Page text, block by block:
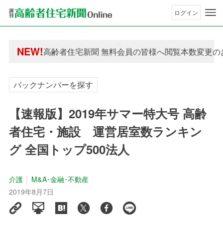
ログイン
NEW!高齢者住宅新聞 無料会員の皆様へ閲覧本数変更
高齢者住宅新聞 無料会員の皆様へ閲覧本数変更
バックナンバーを探す
【速報版】2019年サマー特大号 高齢
者住宅・施設 運営居室数ランキン
グ 全国トップ500法人
介護
M&A･金融･不動産
2019年8月7日